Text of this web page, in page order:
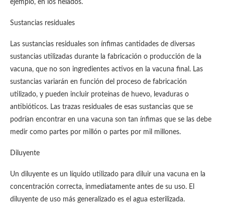
ejemplo, en los helados.
Sustancias residuales
Las sustancias residuales son ínfimas cantidades de diversas
sustancias utilizadas durante la fabricación o producción de la
vacuna, que no son ingredientes activos en la vacuna final. Las
sustancias variarán en función del proceso de fabricación
utilizado, y pueden incluir proteínas de huevo, levaduras o
antibióticos. Las trazas residuales de esas sustancias que se
podrían encontrar en una vacuna son tan ínfimas que se las debe
medir como partes por millón o partes por mil millones.
Diluyente
Un diluyente es un líquido utilizado para diluir una vacuna en la
concentración correcta, inmediatamente antes de su uso. El
diluyente de uso más generalizado es el agua esterilizada.